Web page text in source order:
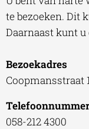
te bezoeken. Dit
Daarnaast kunt
Bezoekadres
Coopmansstraat
Telefoonnummer
058-212 4300